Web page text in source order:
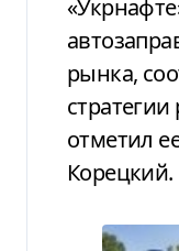
рынка,
отметил
Корецкий.